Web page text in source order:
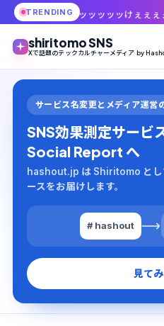
TRENDING
ッッッけぇぇぇぇぇ」ペンギン動画
shiritomo SNS
Xで話題のテックカルチャーメディア by
サービス名変更とメディア運営
SNS効果測定サービ
Social Report へ
hashout.jp は Shiritomo とし
ースをお届けします。
# hashout
見て